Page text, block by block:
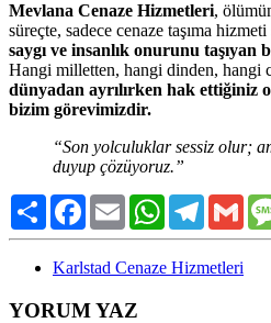
Mevlana Cenaze Hizmetleri,
süreçte, sadece cenaze taşıma
saygı ve insanlık onurunu taşıyan
Hangi milletten, hangi dinden, hangi
dünyadan ayrılırken hak ettiğiniz
bizim görevimizdir.
“Son yolculuklar sessiz olur;
duyup çözüyoruz.”
PaylaşFacebook
Email WhatsAppTelegram
Karlstad Cenaze Hizmetleri
YORUM YAZ